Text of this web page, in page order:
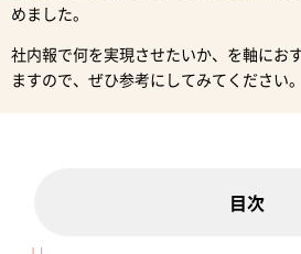
めました。
社内報で何を実現させたいか、を軸にお
ますので、ぜひ参考にしてみてください。